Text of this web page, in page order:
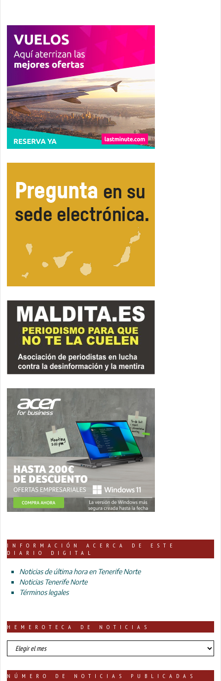
INFORMACIÓN ACERCA DE ESTE
DIARIO DIGITAL
Noticias de última hora en Tenerife Norte
Noticias Tenerife Norte
Términos legales
HEMEROTECA DE NOTICIAS
HEMEROTECA
DE
NÚMERO DE NOTICIAS PUBLICADAS